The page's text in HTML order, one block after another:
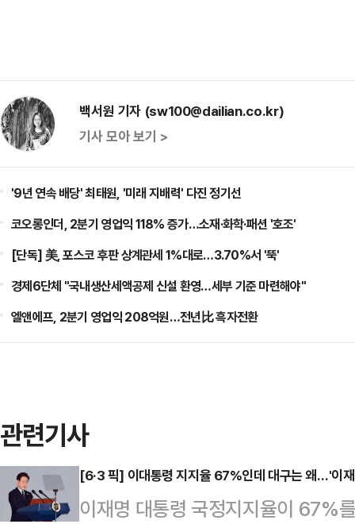
백서원 기자 (sw100@dailian.co.kr)
기사 모아 보기 >
'9년 연속 배당' 최태원, '미래 지배력' 다진 정기선
코오롱인더, 2분기 영업익 118% 증가…소재·화학·패션 '호조'
[단독] 美, 포스코 후판 상계관세 1%대로…3.70%서 '뚝'
경제6단체 "국내생산세액공제 신설 환영…세부 기준 마련해야"
엘앤에프, 2분기 영업익 208억원…전년比 흑자전환
관련기사
[6·3 픽] 이대통령 지지율 67%인데 대구는 왜…'이
이재명 대통령 국정지지율이 67%